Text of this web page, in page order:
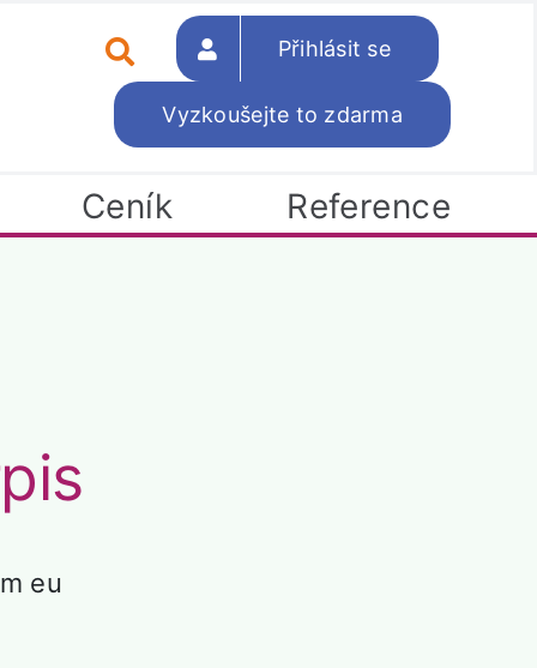
Přihlásit se
Vyzkoušejte to zdarma
Ceník Reference
eu